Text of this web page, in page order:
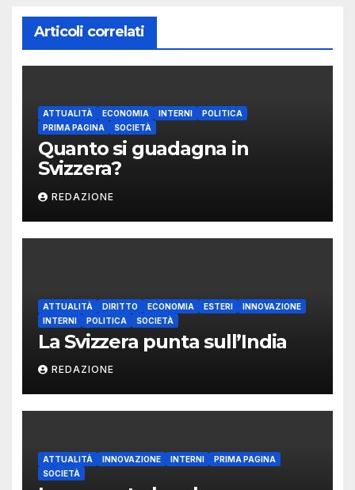
Articoli correlati
ATTUALITÀ ECONOMIA INTERNI
POLITICA
PRIMA PAGINA
SOCIETÀ
Quanto si guadagna in
Svizzera?
REDAZIONE
ATTUALITÀ DIRITTO ECONOMIA ESTERI
INNOVAZIONE
INTERNI
POLITICA SOCIETÀ
La Svizzera punta sull’India
REDAZIONE
ATTUALITÀ INNOVAZIONE INTERNI
PRIMA PAGINA
SOCIETÀ